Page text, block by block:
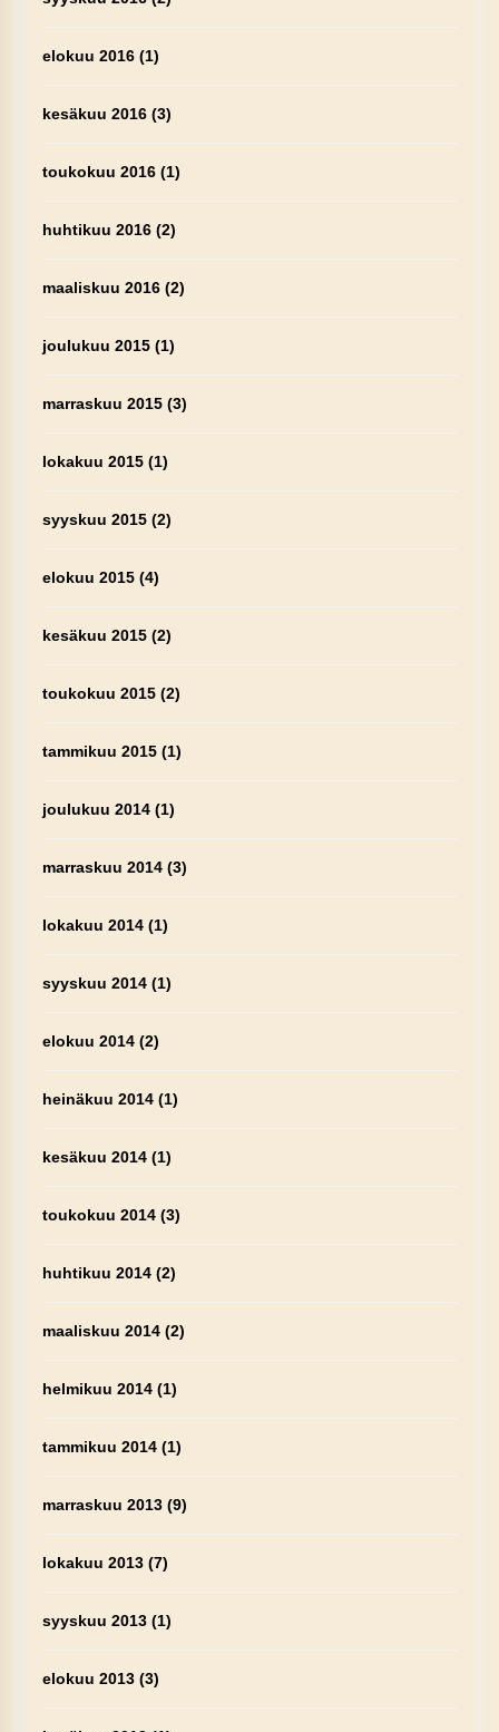
elokuu 2016(1)
kesäkuu 2016(3)
toukokuu 2016(1)
huhtikuu 2016(2)
maaliskuu 2016(2)
joulukuu 2015(1)
marraskuu 2015(3)
lokakuu 2015(1)
syyskuu 2015(2)
elokuu 2015(4)
kesäkuu 2015(2)
toukokuu 2015(2)
tammikuu 2015(1)
joulukuu 2014(1)
marraskuu 2014(3)
lokakuu 2014(1)
syyskuu 2014(1)
elokuu 2014(2)
heinäkuu 2014(1)
kesäkuu 2014(1)
toukokuu 2014(3)
huhtikuu 2014(2)
maaliskuu 2014(2)
helmikuu 2014(1)
tammikuu 2014(1)
marraskuu 2013(9)
lokakuu 2013(7)
syyskuu 2013(1)
elokuu 2013(3)